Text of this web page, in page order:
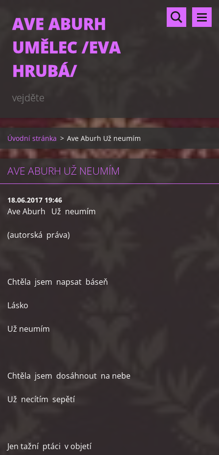
AVE ABURH
UMĚLEC /EVA
HRUBÁ/
vejděte
Úvodní stránka > Ave Aburh Už neumím
AVE ABURH UŽ NEUMÍM
18.06.2017 19:46
Ave Aburh Už neumím
(autorská práva)
Chtěla jsem napsat báseň
Lásko
Už neumím
Chtěla jsem dosáhnout na nebe
Už necítím sepětí
Jen tažní ptáci v objetí